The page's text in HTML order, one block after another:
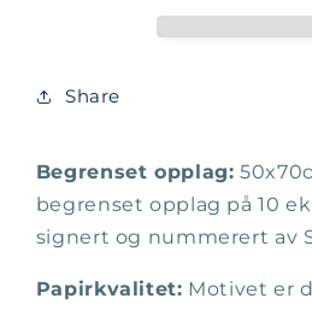
Share
Begrenset opplag:
begrenset opplag på 10
signert og nummerert av
Papirkvalitet: Motivet er